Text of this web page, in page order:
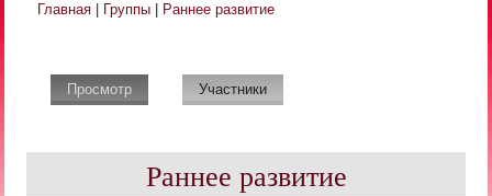
Вы здесь
Главная| Группы| Раннее развитие
Просмотр (активная вкладка)
Участники
Раннее развитие